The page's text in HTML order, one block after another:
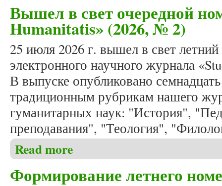
Вышел в свет очередной
Humanitatis» (2026, № 2)
25 июля 2026 г. вышел в свет
электронного научного журнала
В выпуске опубликовано
традиционным рубрикам нашего
гуманитарных наук: "История",
преподавания", "Теология",
Read more
Формирование летнего